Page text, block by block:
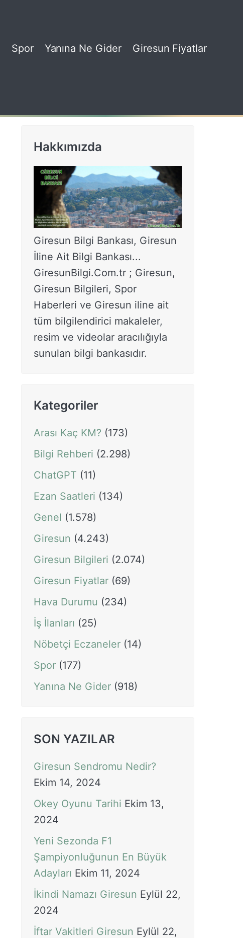
Spor Yanına Ne Gider Giresun Fiyatlar
Hakkımızda
Giresun Bilgi Bankası, Giresun
İline Ait Bilgi Bankası...
GiresunBilgi.Com.tr ; Giresun,
Giresun Bilgileri, Spor
Haberleri ve Giresun iline ait
tüm bilgilendirici makaleler,
resim ve videolar aracılığıyla
sunulan bilgi bankasıdır.
Kategoriler
Arası Kaç KM? (173)
Bilgi Rehberi (2.298)
ChatGPT (11)
Ezan Saatleri (134)
Genel (1.578)
Giresun (4.243)
Giresun Bilgileri (2.074)
Giresun Fiyatlar (69)
Hava Durumu (234)
İş İlanları (25)
Nöbetçi Eczaneler (14)
Spor (177)
Yanına Ne Gider (918)
SON YAZILAR
Giresun Sendromu Nedir?
Ekim 14, 2024
Okey Oyunu Tarihi Ekim 13,
2024
Yeni Sezonda F1
Şampiyonluğunun En Büyük
Adayları Ekim 11, 2024
İkindi Namazı Giresun Eylül 22,
2024
İftar Vakitleri Giresun Eylül 22,